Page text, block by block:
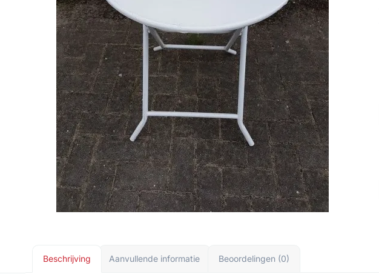
Beschrijving Aanvullende informatie Beoordelingen (0)